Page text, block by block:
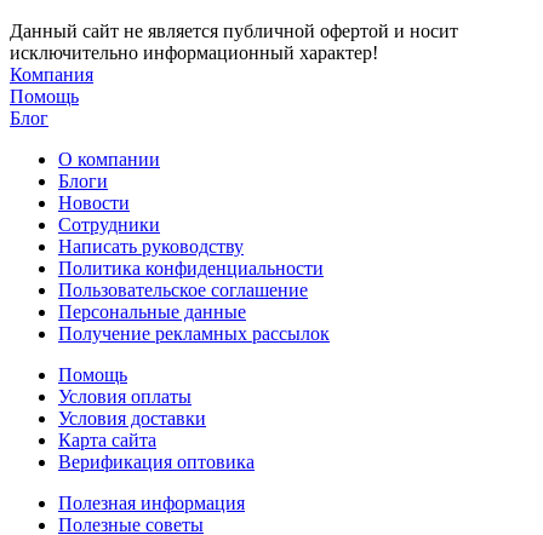
Данный сайт не является публичной офертой и носит
исключительно информационный характер!
Компания
Помощь
Блог
О компании
Блоги
Новости
Сотрудники
Написать руководству
Политика конфиденциальности
Пользовательское соглашение
Персональные данные
Получение рекламных рассылок
Помощь
Условия оплаты
Условия доставки
Карта сайта
Верификация оптовика
Полезная информация
Полезные советы